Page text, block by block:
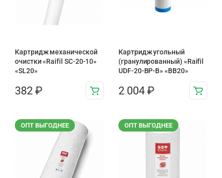
Картридж механической
очистки «Raifil SC-20-10»
«SL20»
382 ₽
Картридж угольный
(гранулированный) «Raifil
UDF-20-BP-B» «BB20»
2 004 ₽
ОПТ ВЫГОДНЕЕ ОПТ ВЫГОДНЕЕ